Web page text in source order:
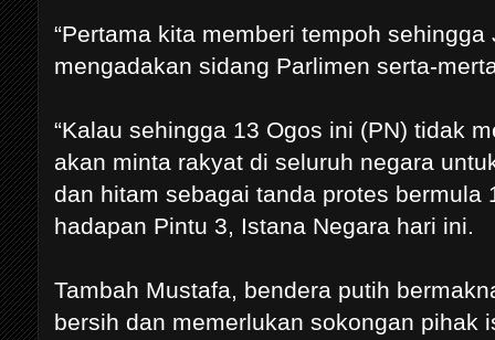
“Pertama kita memberi tempoh
mengadakan sidang Parlimen serta-
“Kalau sehingga 13 Ogos ini (PN) tidak
akan minta rakyat di seluruh negara
dan hitam sebagai tanda protes bermula
hadapan Pintu 3, Istana Negara hari ini.
Tambah Mustafa, bendera putih
bersih dan memerlukan sokongan pihak